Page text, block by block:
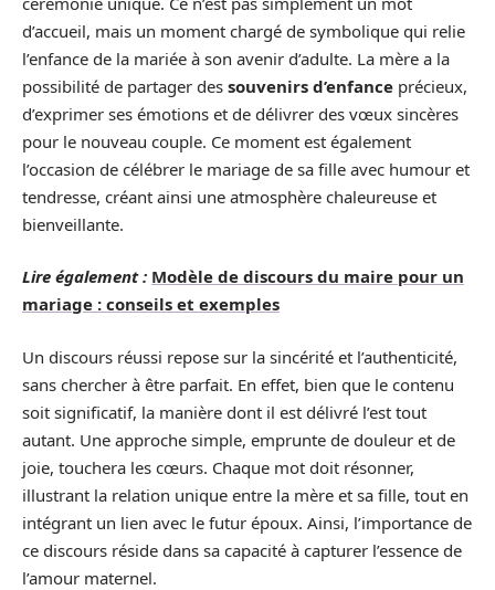
d’accueil, mais un moment chargé de symbolique qui relie
l’enfance de la mariée à son avenir d’adulte. La mère a la
possibilité de partager des souvenirs d’enfance précieux,
d’exprimer ses émotions et de délivrer des vœux sincères
pour le nouveau couple. Ce moment est également
l’occasion de célébrer le mariage de sa fille avec humour et
tendresse, créant ainsi une atmosphère chaleureuse et
bienveillante.
Lire également : Modèle de discours du maire pour un
mariage : conseils et exemples
Un discours réussi repose sur la sincérité et l’authenticité,
sans chercher à être parfait. En effet, bien que le contenu
soit significatif, la manière dont il est délivré l’est tout
autant. Une approche simple, emprunte de douleur et de
joie, touchera les cœurs. Chaque mot doit résonner,
illustrant la relation unique entre la mère et sa fille, tout en
intégrant un lien avec le futur époux. Ainsi, l’importance de
ce discours réside dans sa capacité à capturer l’essence de
l’amour maternel.